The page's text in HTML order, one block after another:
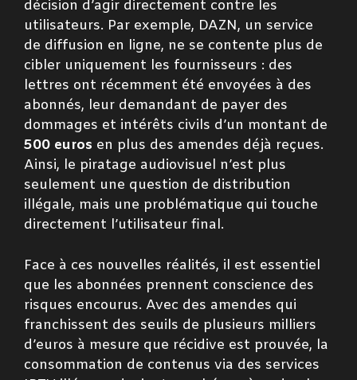
décision d’agir directement contre les
utilisateurs. Par exemple, DAZN, un service
de diffusion en ligne, ne se contente plus de
cibler uniquement les fournisseurs : des
lettres ont récemment été envoyées à des
abonnés, leur demandant de payer des
dommages et intérêts civils d’un montant de
500 euros en plus des amendes déjà reçues.
Ainsi, le piratage audiovisuel n’est plus
seulement une question de distribution
illégale, mais une problématique qui touche
directement l’utilisateur final.
Face à ces nouvelles réalités, il est essentiel
que les abonnées prennent conscience des
risques encourus. Avec des amendes qui
franchissent des seuils de plusieurs milliers
d’euros à mesure que récidive est prouvée, la
consommation de contenus via des services